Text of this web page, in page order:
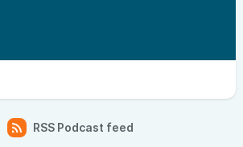
RSS Podcast feed